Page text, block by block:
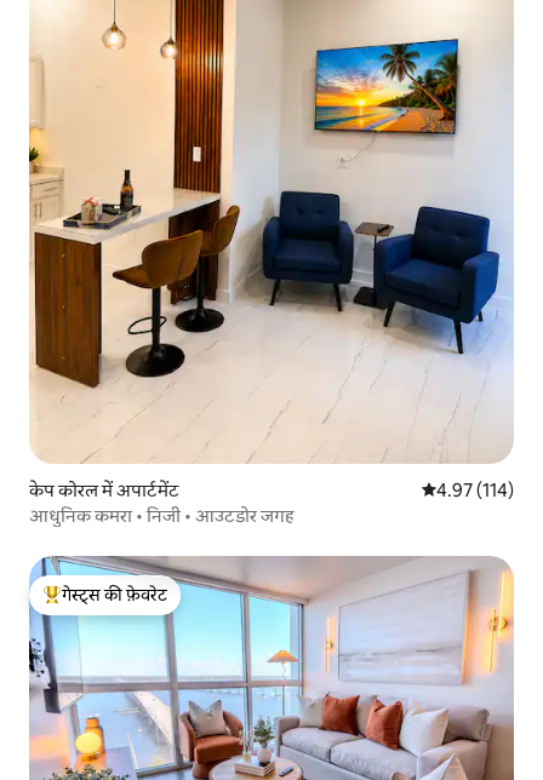
केप कोरल में अपार्टमेंट औसत रेटिंग 5 में से
4.97 (114)
आधुनिक कमरा • निजी • आउटडोर जगह
गेस्ट्स का टॉप फ़ेवरेट
गेस्ट्स की फ़ेवरेट